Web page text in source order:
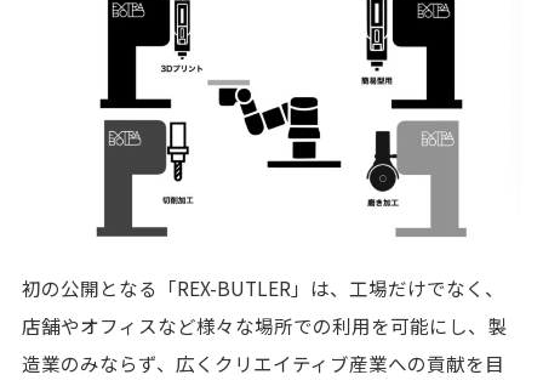
初の公開となる「REX-BUTLER」は、工場だけでなく、
店舗やオフィスなど様々な場所での利用を可能にし、製
造業のみならず、広くクリエイティブ産業への貢献を目